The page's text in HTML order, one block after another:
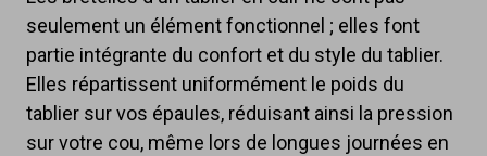
seulement un élément fonctionnel ; elles font
partie intégrante du confort et du style du tablier.
Elles répartissent uniformément le poids du
tablier sur vos épaules, réduisant ainsi la pression
sur votre cou, même lors de longues journées en